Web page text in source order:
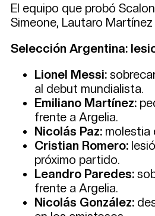
El equipo que probó
Simeone, Lautaro
Selección Argentina:
Lionel Messi:
al debut mundialista.
Emiliano Martínez:
frente a Argelia.
Nicolás Paz: molestia
Cristian Romero:
próximo partido.
Leandro Paredes:
frente a Argelia.
Nicolás González: